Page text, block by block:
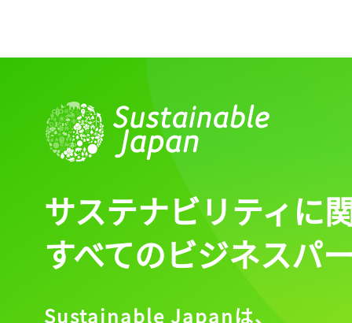
記事をお気に入りに
会員登録
サステナビリティに
すべてのビジネスパ
Sustainable Japanは、